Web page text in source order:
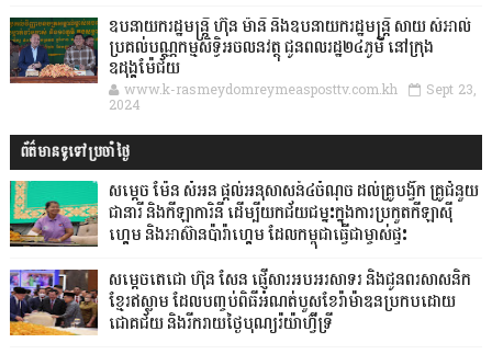
ឧបនាយករដ្ឋមន្ដ្រី ហ៊ុន ម៉ានី និងឧបនាយករដ្ឋមន្ដ្រី សាយ សំអាល់
ប្រគល់បណ្ណកម្មសិទ្ធិអចលនវត្ថុ ជូនពលរដ្ឋ២៤ភូមិ នៅក្រុង
ឧដុង្គម៉ែជ័យ
www.k-rasmeydomreymeasposttv.com.kh Sept 23,
2024
ព័ត៌មានទូទៅប្រចាំថ្ងៃ
សម្តេច ម៉ែន សំអន ផ្តល់អនុសាសន៍៤ចំណុច ដល់គ្រូបង្វឹក គ្រូជំនួយ
ជានារី និងកីឡាការិនី ដើម្បីយកជ័យជម្នះក្នុងការប្រកួតកីឡាស៊ី
ហ្គេម និងអាស៊ានប៉ារ៉ាហ្គេម ដែលកម្ពុជាធ្វើជាម្ចាស់ផ្ទះ
សម្ដេចតេជោ ហ៊ុន សែន ផ្ញើសារអបអរសាទរ និងជូនពរសាសនិក
ខ្មែរឥស្លាម ដែលបញ្ចប់ពិធីអំណត់បួសខែរ៉ាម៉ាឌនប្រកបដោយ
ជោគជ័យ និងរីករាយថ្ងៃបុណ្យរ៉យ៉ាហ៊្វីទ្រី